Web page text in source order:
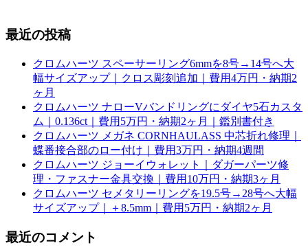
最近の投稿
クロムハーツ スペーサーリング6mmを8号→14号へ大
幅サイズアップ｜クロス彫刻追加｜費用4万円・納期2
ヶ月
クロムハーツ ナローVバンドリングにダイヤ5石カスタ
ム｜0.136ct｜費用5万円・納期2ヶ月｜鑑別書付き
クロムハーツ メガネ CORNHAULASS 中芯折れ修理｜
蝶番接合部のロー付け｜費用3万円・納期4週間
クロムハーツ ジョーイウォレット｜ダガーパーツ修
理・ファスナー金具交換｜費用10万円・納期3ヶ月
クロムハーツ セメタリーリングを19.5号→28号へ大幅
サイズアップ｜＋8.5mm｜費用5万円・納期2ヶ月
最近のコメント